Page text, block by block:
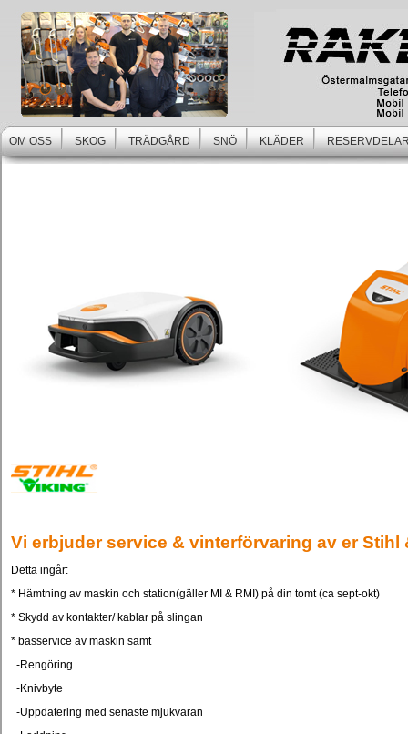
OM OSS SKOG TRÄDGÅRD SNÖ KLÄDER
Vi erbjuder service & vinterförvaring av erStihl
Detta ingår:
* Hämtning av maskin och station(gäller MI & RMI) på din tomt (ca sept-okt)
* Skydd av kontakter/ kablar på slingan
* basservice av maskin samt
-Rengöring
-Knivbyte
-Uppdatering med senaste mjukvaran